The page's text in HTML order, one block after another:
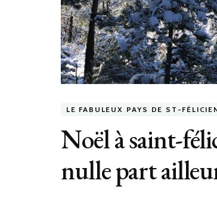
LE FABULEUX PAYS DE ST-
Noël à saint-
nulle part